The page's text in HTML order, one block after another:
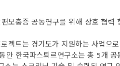
모충증 공동연구를 위해 상호 협력
젝트는 경기도가 지원하는 사업으
안 한국파스퇴르연구소는 총 5개 공